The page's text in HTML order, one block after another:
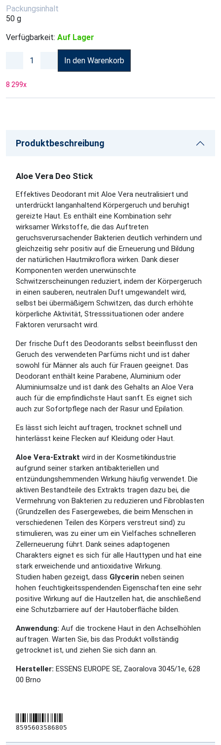
Packungsinhalt
50 g
Verfügbarkeit: Auf Lager
In den Warenkorb
8 299x
Produktbeschreibung
Aloe Vera Deo Stick
Effektives Deodorant mit Aloe Vera neutralisiert und
unterdrückt langanhaltend Körpergeruch und beruhigt
gereizte Haut. Es enthält eine Kombination sehr
wirksamer Wirkstoffe, die das Auftreten
geruchsverursachender Bakterien deutlich verhindern und
gleichzeitig sehr positiv auf die Erneuerung und Bildung
der natürlichen Hautmikroflora wirken. Dank dieser
Komponenten werden unerwünschte
Schwitzerscheinungen reduziert, indem der Körpergeruch
in einen sauberen, neutralen Duft umgewandelt wird,
selbst bei übermäßigem Schwitzen, das durch erhöhte
körperliche Aktivität, Stresssituationen oder andere
Faktoren verursacht wird.
Der frische Duft des Deodorants selbst beeinflusst den
Geruch des verwendeten Parfüms nicht und ist daher
sowohl für Männer als auch für Frauen geeignet. Das
Deodorant enthält keine Parabene, Aluminium oder
Aluminiumsalze und ist dank des Gehalts an Aloe Vera
auch für die empfindlichste Haut sanft. Es eignet sich
auch zur Sofortpflege nach der Rasur und Epilation.
Es lässt sich leicht auftragen, trocknet schnell und
hinterlässt keine Flecken auf Kleidung oder Haut.
Aloe Vera-Extrakt wird in der Kosmetikindustrie
aufgrund seiner starken antibakteriellen und
entzündungshemmenden Wirkung häufig verwendet. Die
aktiven Bestandteile des Extrakts tragen dazu bei, die
Vermehrung von Bakterien zu reduzieren und Fibroblasten
(Grundzellen des Fasergewebes, die beim Menschen in
verschiedenen Teilen des Körpers verstreut sind) zu
stimulieren, was zu einer um ein Vielfaches schnelleren
Zellerneuerung führt. Dank seines adaptogenen
Charakters eignet es sich für alle Hauttypen und hat eine
stark erweichende und antioxidative Wirkung.
Studien haben gezeigt, dass Glycerin neben seinen
hohen feuchtigkeitsspendenden Eigenschaften eine sehr
positive Wirkung auf die Hautzellen hat, die anschließend
eine Schutzbarriere auf der Hautoberfläche bilden.
Anwendung: Auf die trockene Haut in den Achselhöhlen
auftragen. Warten Sie, bis das Produkt vollständig
getrocknet ist, und ziehen Sie sich dann an.
Hersteller: ESSENS EUROPE SE, Zaoralova 3045/1e, 628
00 Brno
8595603586805